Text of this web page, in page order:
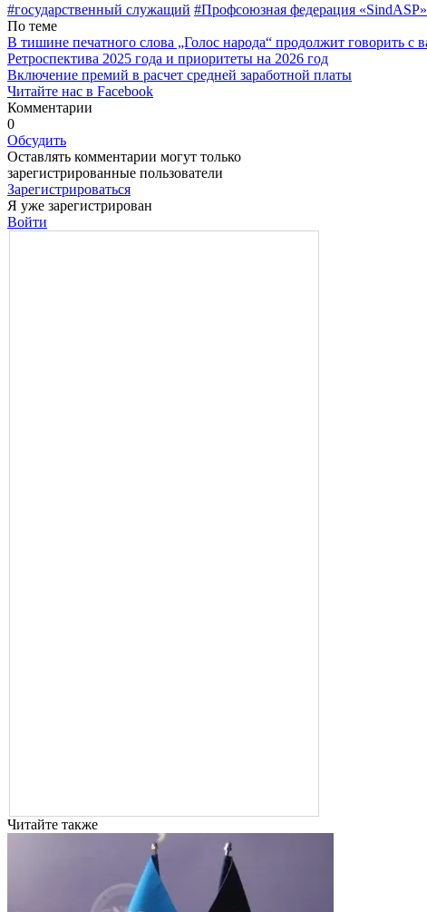
#государственный служащий #Профсоюзная федерация «SindASP»
По теме
В тишине печатного слова „Голос народа“ продолжит говорить с
Ретроспектива 2025 года и приоритеты на 2026 год
Включение премий в расчет средней заработной платы
Читайте нас в Facebook
Комментарии
0
Обсудить
Оставлять комментарии могут только
зарегистрированные пользователи
Зарегистрироваться
Я уже зарегистрирован
Войти
Читайте также